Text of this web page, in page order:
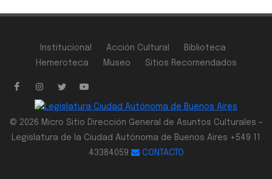
Institucional Acción Cultural
Biblioteca
Hemeroteca
Museo Sitios Recomendados
© 2026 Micro Sitio Dirección General de Asuntos Culturales -
Legislatura de la Ciudad Autónoma de Buenos Aires +549 11
43384059
CONTACTO